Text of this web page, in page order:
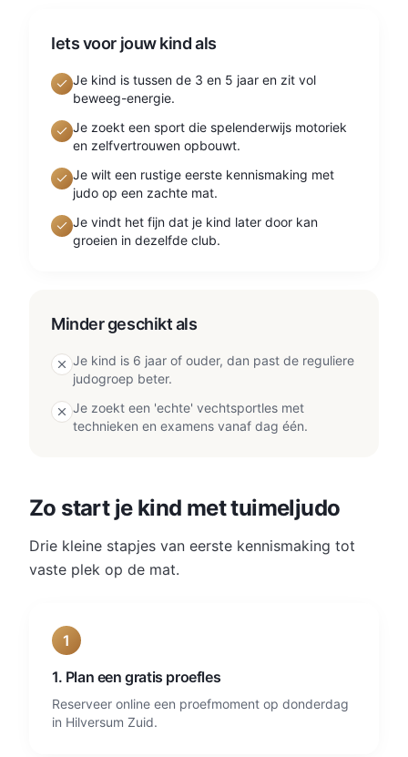
Iets voor jouw kind als
Je kind is tussen de 3 en 5 jaar en zit vol
beweeg-energie.
Je zoekt een sport die spelenderwijs motoriek
en zelfvertrouwen opbouwt.
Je wilt een rustige eerste kennismaking met
judo op een zachte mat.
Je vindt het fijn dat je kind later door kan
groeien in dezelfde club.
Minder geschikt als
Je kind is 6 jaar of ouder, dan past de reguliere
judogroep beter.
Je zoekt een 'echte' vechtsportles met
technieken en examens vanaf dag één.
Zo start je kind met tuimeljudo
Drie kleine stapjes van eerste kennismaking tot
vaste plek op de mat.
1
1. Plan een gratis proefles
Reserveer online een proefmoment op donderdag
in Hilversum Zuid.